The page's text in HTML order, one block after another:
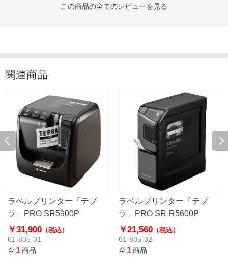
この商品の全てのレビューを見る
関連商品
ラベルプリンター「テプ
ラ」PRO SR5900P
￥31,900 （税込）
61-835-31
全1商品
ラベルプリンター「テプ
ラ」PRO SR-R5600P
￥21,560 （税込）
61-835-32
全1商品